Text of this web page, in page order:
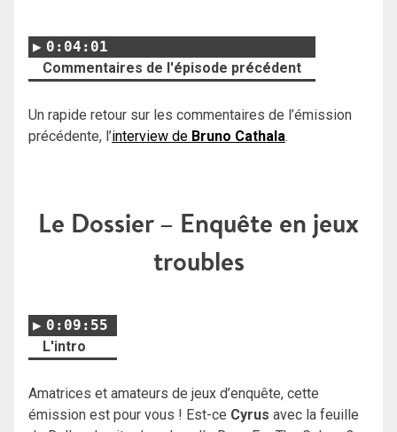
0:04:01
Commentaires de l'épisode précédent
Un rapide retour sur les commentaires de l’émission
précédente, l’interview de Bruno Cathala.
Le Dossier – Enquête en jeux
troubles
0:09:55
L'intro
Amatrices et amateurs de jeux d’enquête, cette
émission est pour vous ! Est-ce Cyrus avec la feuille